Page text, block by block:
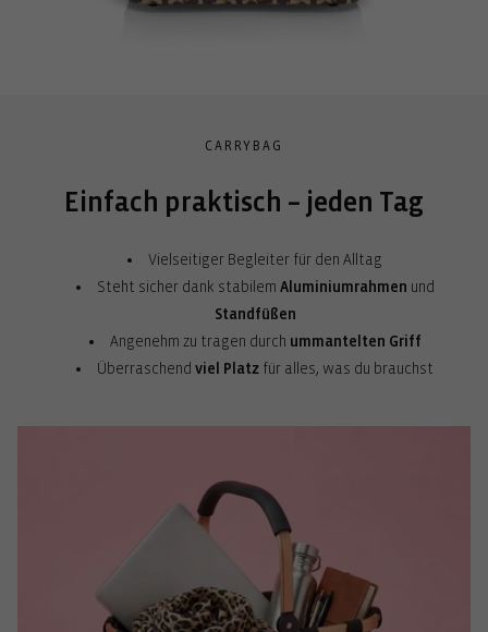
CARRYBAG
Einfach praktisch – jeden Tag
Vielseitiger Begleiter für den Alltag
Steht sicher dank stabilem Aluminiumrahmen und
Standfüßen
Angenehm zu tragen durch ummantelten Griff
Überraschend viel Platz für alles, was du brauchst